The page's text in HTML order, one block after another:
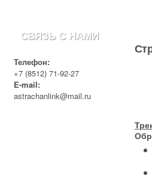
СВЯЗЬ С НАМИ
Телефон:
+7 (8512) 71-92-27
E-mail:
astrachanlink@mail.ru